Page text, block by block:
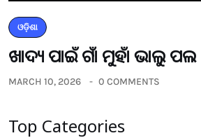
ଓଡ଼ିଶା
ଖାଦ୍ୟ ପାଇଁ ଗାଁ ମୁହାଁ ଭାଲୁ ପଲ
MARCH 10, 2026 0 COMMENTS
Top Categories